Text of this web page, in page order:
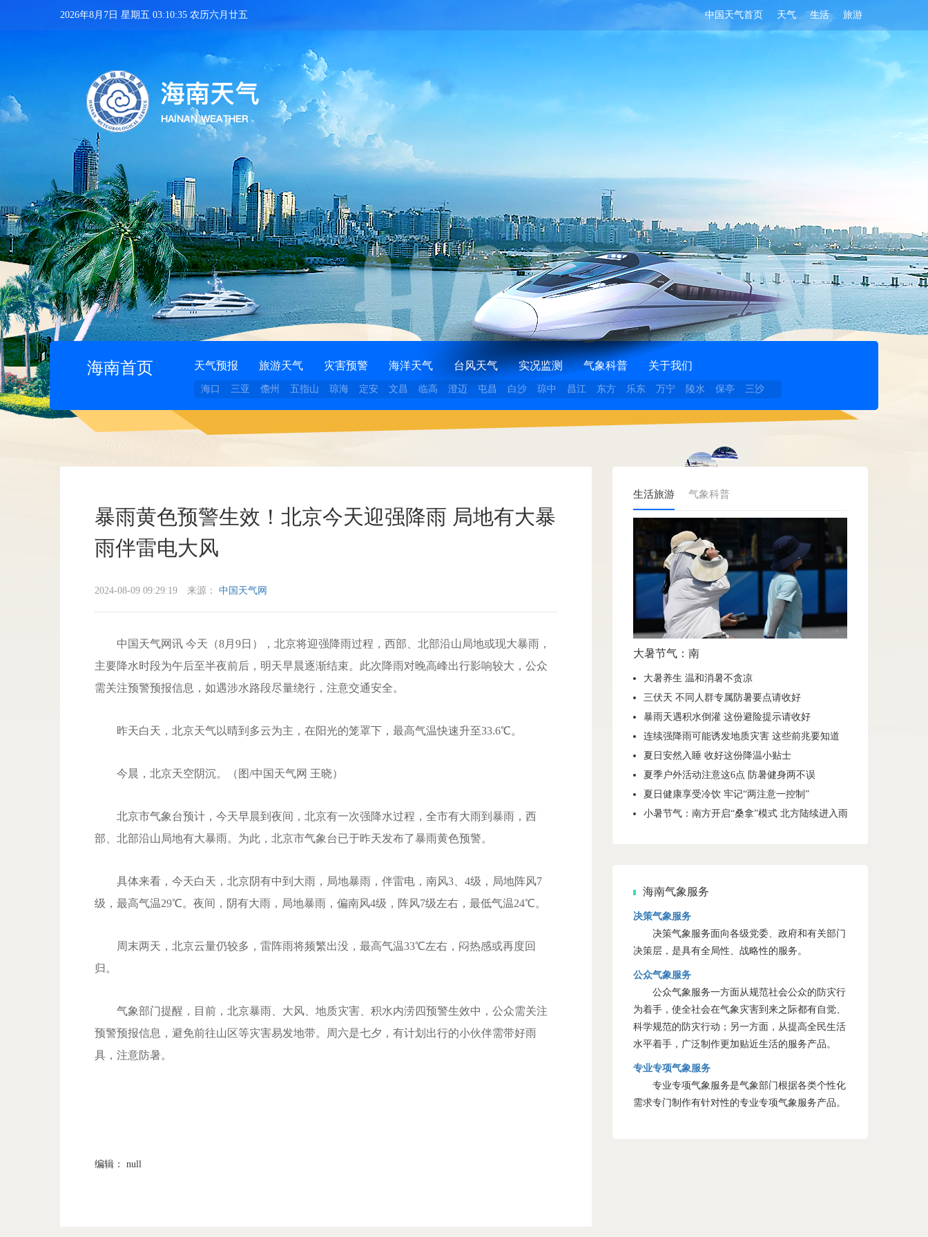
中国天气首页 天气 生活 旅游
2026年8月7日 星期五 03:10:35 农历六月廿五
海南首页 天气预报 旅游天气 灾害预警 海洋天气 台风天气 实况监测 气象科普 关于我们
海口 三亚 儋州 五指山 琼海 定安 文昌 临高 澄迈 屯昌 白沙 琼中 昌江 东方 乐东 万宁 陵水 保亭 三沙
暴雨黄色预警生效！北京今天迎强降雨 局地有大暴
雨伴雷电大风
2024-08-09 09:29:19 来源： 中国天气网
中国天气网讯 今天（8月9日），北京将迎强降雨过程，西部、北部沿山局地或现大暴雨，
主要降水时段为午后至半夜前后，明天早晨逐渐结束。此次降雨对晚高峰出行影响较大，公众
需关注预警预报信息，如遇涉水路段尽量绕行，注意交通安全。
昨天白天，北京天气以晴到多云为主，在阳光的笼罩下，最高气温快速升至33.6℃。
今晨，北京天空阴沉。（图/中国天气网 王晓）
北京市气象台预计，今天早晨到夜间，北京有一次强降水过程，全市有大雨到暴雨，西
部、北部沿山局地有大暴雨。为此，北京市气象台已于昨天发布了暴雨黄色预警。
具体来看，今天白天，北京阴有中到大雨，局地暴雨，伴雷电，南风3、4级，局地阵风7
级，最高气温29℃。夜间，阴有大雨，局地暴雨，偏南风4级，阵风7级左右，最低气温24℃。
周末两天，北京云量仍较多，雷阵雨将频繁出没，最高气温33℃左右，闷热感或再度回
归。
气象部门提醒，目前，北京暴雨、大风、地质灾害、积水内涝四预警生效中，公众需关注
预警预报信息，避免前往山区等灾害易发地带。周六是七夕，有计划出行的小伙伴需带好雨
具，注意防暑。
编辑： null
生活旅游 气象科普
大暑节气：南
大暑养生 温和消暑不贪凉
三伏天 不同人群专属防暑要点请收好
暴雨天遇积水倒灌 这份避险提示请收好
连续强降雨可能诱发地质灾害 这些前兆要知道
夏日安然入睡 收好这份降温小贴士
夏季户外活动注意这6点 防暑健身两不误
夏日健康享受冷饮 牢记“两注意一控制”
小暑节气：南方开启“桑拿”模式 北方陆续进入雨季
海南气象服务
决策气象服务
决策气象服务面向各级党委、政府和有关部门
决策层，是具有全局性、战略性的服务。
公众气象服务
公众气象服务一方面从规范社会公众的防灾行
为着手，使全社会在气象灾害到来之际都有自觉、
科学规范的防灾行动；另一方面，从提高全民生活
水平着手，广泛制作更加贴近生活的服务产品。
专业专项气象服务
专业专项气象服务是气象部门根据各类个性化
需求专门制作有针对性的专业专项气象服务产品。